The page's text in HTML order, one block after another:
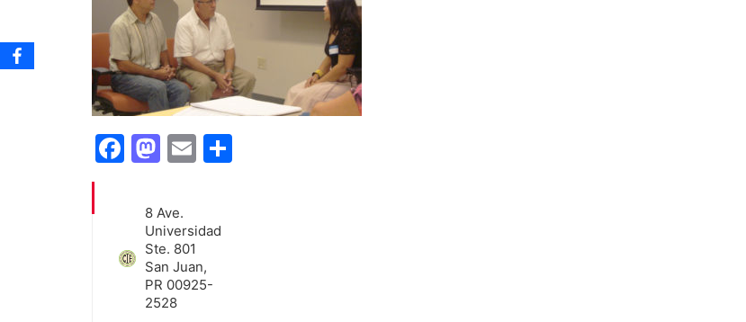
Facebook
Mastodon
Email
8 Ave.
Universidad
Ste. 801
San Juan,
PR 00925-
2528